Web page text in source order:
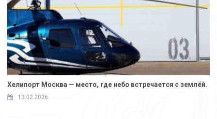
Хелипорт Москва — место, где небо встречается с землёй.
13.02.2026